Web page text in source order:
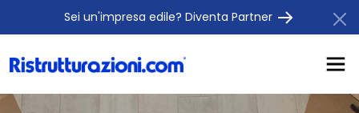
Sei un'impresa edile? Diventa Partner